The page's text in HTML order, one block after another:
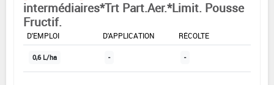
intermédiaires*Trt Part.Aer.*Limit. Pousse
Fructif.
DOSE MAX
D'EMPLOI
D'APPLICATION
RÉCOLTE
0,6 L/ha - -